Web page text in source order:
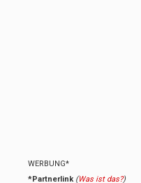
WERBUNG*
*Partnerlink (Was ist das?)